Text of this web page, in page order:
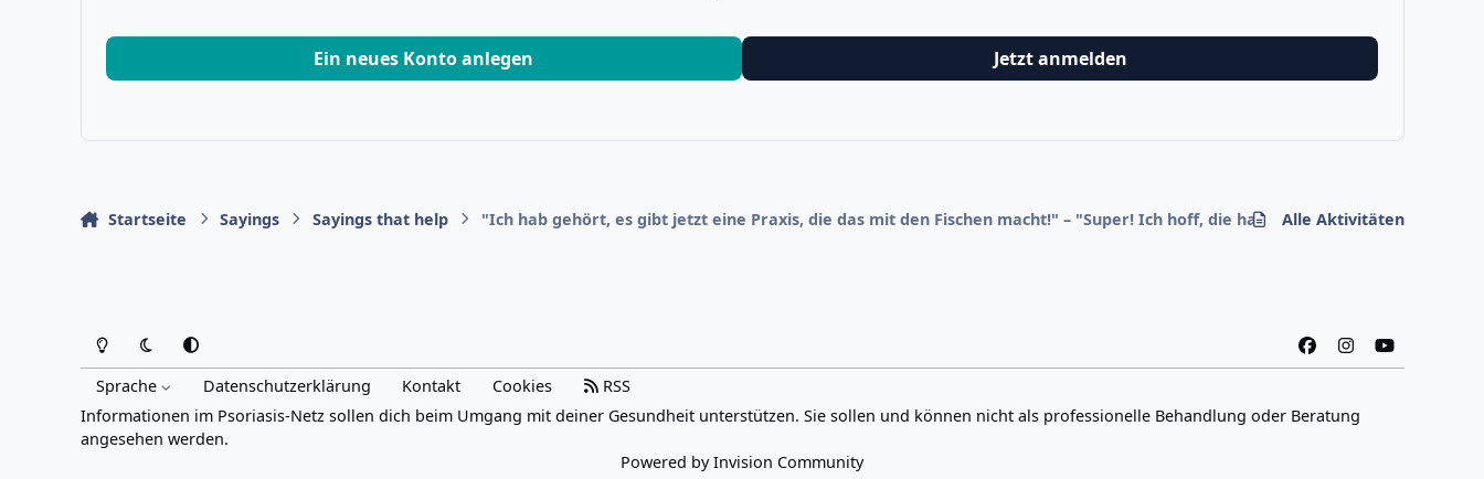
Ein neues Konto anlegen Jetzt anmelden
Startseite Sayings Sayings that help "Ich hab gehört, es gibt jetzt eine Praxis, die das mit den Fischen macht!" – "Super! Ich hoff, die haben gleich ein
Alle Aktivitäten
Heller ModusDunkler Modus
Systemeinstellung
a
e
n
t
o
Sprache Datenschutzerklärung Kontakt Cookies
RSS
Informationen im Psoriasis-Netz sollen dich beim Umgang mit deiner Gesundheit unterstützen. Sie sollen und können nicht als professionelle Behandlung oder Beratung
angesehen werden.
Powered byInvision Community